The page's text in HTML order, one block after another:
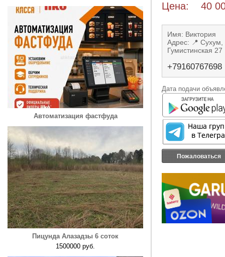
Автоматизация фастфуда
Пицунда Алазадзы 6 соток
1500000 руб.
Цена: 40
Имя: Виктория
Адрес: 📍
Гумистинская 27
+79160767698
Дата подачи
Пожаловаться